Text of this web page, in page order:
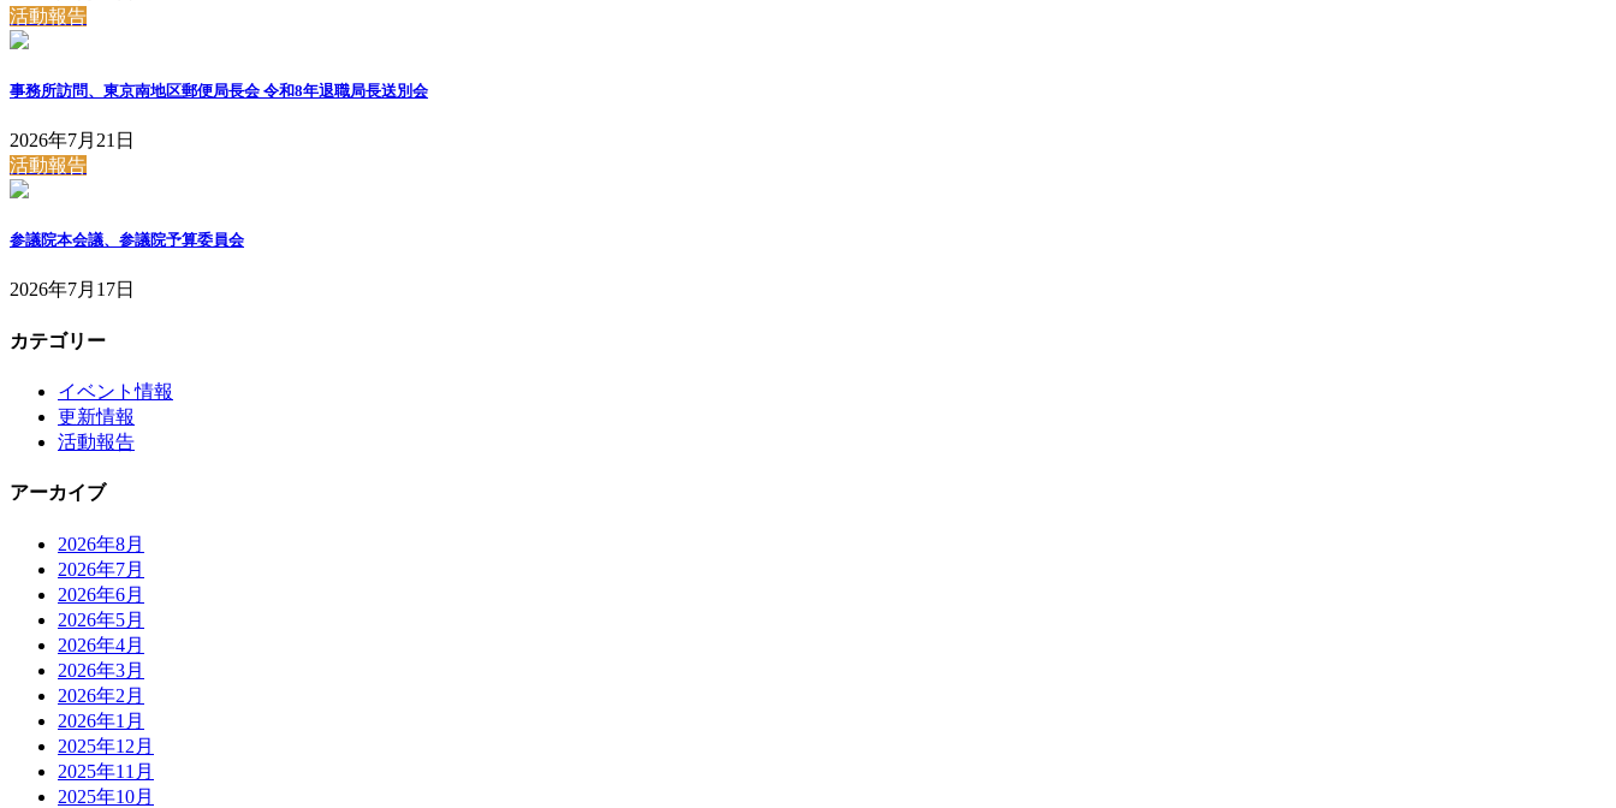
活動報告
事務所訪問、東京南地区郵便局長会 令和8年退職局長送別会
2026年7月21日
活動報告
参議院本会議、参議院予算委員会
2026年7月17日
カテゴリー
イベント情報
更新情報
活動報告
アーカイブ
2026年8月
2026年7月
2026年6月
2026年5月
2026年4月
2026年3月
2026年2月
2026年1月
2025年12月
2025年11月
2025年10月